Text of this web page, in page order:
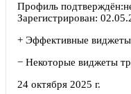
Профиль подтверждён:
Зарегистрирован:
+ Эффективные
− Некоторые виджеты
24 октября 2025 г.